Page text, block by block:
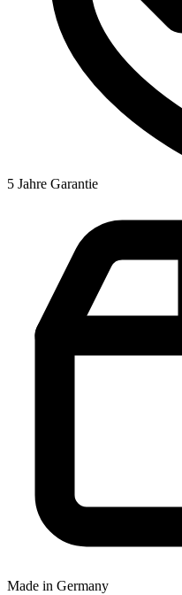
5 Jahre Garantie
Made in Germany